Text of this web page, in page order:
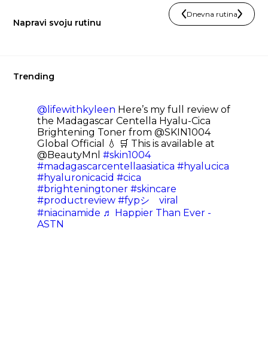
Napravi svoju rutinu
Dnevna rutina
Trending
@lifewithkyleen Here’s my full review of
the Madagascar Centella Hyalu-Cica
Brightening Toner from @SKIN1004
Global Official 💧 🛒 This is available at
@BeautyMnl#skin1004
#madagascarcentellaasiatica #hyalucica
#hyaluronicacid #cica
#brighteningtoner #skincare
#productreview #fypシ゚viral
#niacinamide ♬ Happier Than Ever -
ASTN